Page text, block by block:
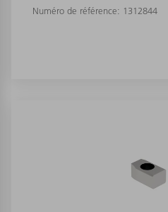
Numéro de référence: 1312844